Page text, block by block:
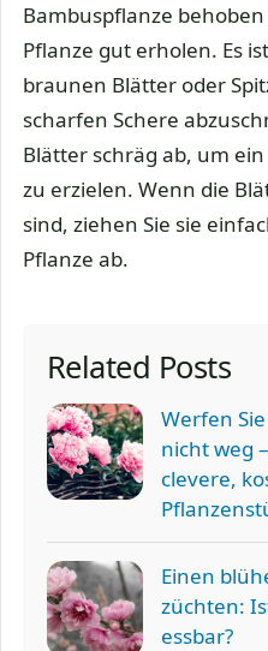
Bambuspflanze
Pflanze gut erholen. Es
braunen Blätter oder
scharfen Schere
Blätter schräg ab, um
zu erzielen. Wenn die
sind, ziehen Sie sie
Pflanze ab.
Related Posts
Werfen
nicht weg
clevere,
Einen
züchten:
essbar?